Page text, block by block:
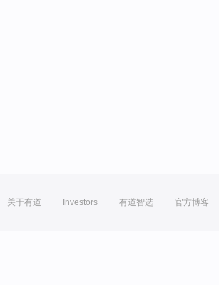
关于有道 Investors 有道智选 官方博客